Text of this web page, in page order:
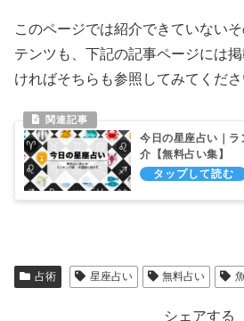
このページでは紹介できていない
テンツも、下記の記事ページには
ければそちらも参照してみてくださ
今日の星座占い｜
介【無料占い集】
占術 星座占い 無料占い
シェアする